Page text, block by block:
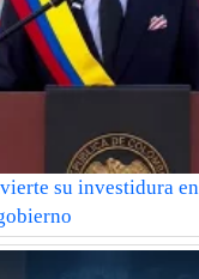
su investidura